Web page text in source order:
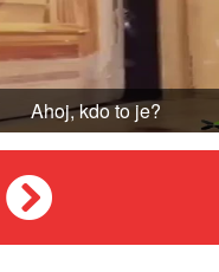
Ahoj, kdo to je?